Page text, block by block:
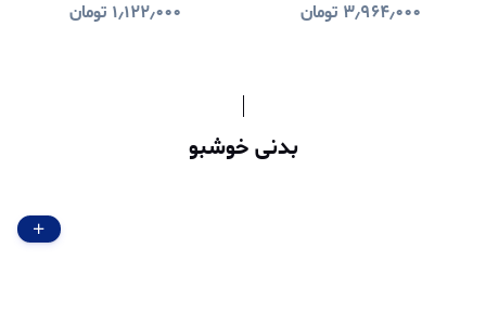
۳٫۹۶۴٫۰۰۰ تومان
۱٫۱۲۲٫۰۰۰ تومان
بدنی خوشبو